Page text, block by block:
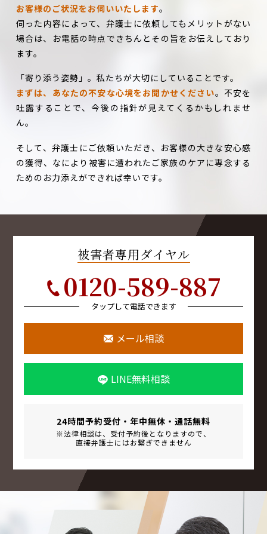
お客様のご状況をお伺いいたします。
伺った内容によって、弁護士に依頼してもメリットがない
場合は、お電話の時点できちんとその旨をお伝えしており
ます。
「寄り添う姿勢」。私たちが大切にしていることです。
まずは、あなたの不安な心境をお聞かせください。不安を
吐露することで、今後の指針が見えてくるかもしれませ
ん。
そして、弁護士にご依頼いただき、お客様の大きな安心感
の獲得、なにより被害に遭われたご家族のケアに専念する
ためのお力添えができれば幸いです。
被害者専用ダイヤル
0120-589-887
タップして電話できます
メール相談
LINE無料相談
24時間予約受付・年中無休・ 通話無料
※法律相談は、受付予約後となりますので、
直接弁護士にはお繋ぎできません